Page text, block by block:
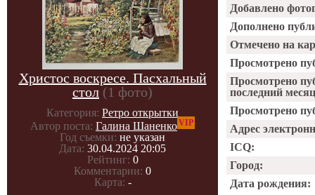
Христос воскресе. Пасхальный
стол (1 фото)
Категория: Ретро открытки
Автор поста: Галина ШаненкоVIP
Год съемки: не указан
Дата: 30.04.2024 20:05
Рейтинг: 0
Комментарии: 0
Карта: -
Добавлено
Дополнено
Отмечено на
Просмотрено
Просмотрено
последний
Просмотрено
Адрес
ICQ:
Город:
Дата рождения: